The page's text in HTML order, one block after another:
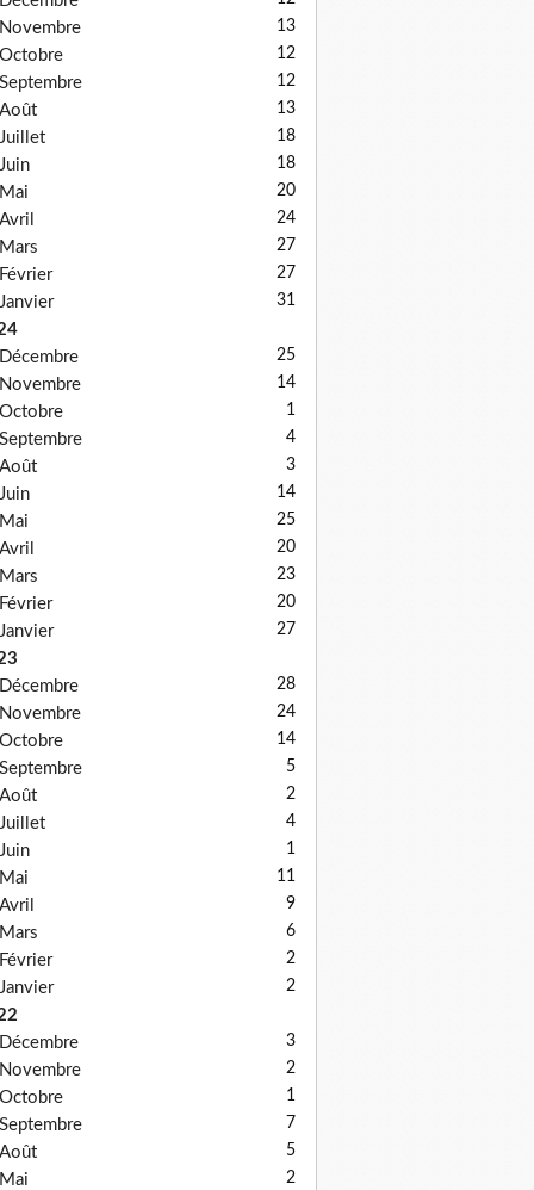
Novembre 13
Octobre 12
Septembre 12
Août 13
Juillet 18
Juin 18
Mai 20
Avril 24
Mars 27
Février 27
Janvier 31
Décembre
25
Novembre 14
Octobre 1
Septembre 4
Août 3
Juin 14
Mai 25
Avril 20
Mars 23
Février 20
Janvier 27
Décembre
28
Novembre 24
Octobre 14
Septembre 5
Août 2
Juillet 4
Juin 1
Mai 11
Avril 9
Mars 6
Février 2
Janvier 2
Décembre
3
Novembre 2
Octobre 1
Septembre 7
Août 5
Mai 2